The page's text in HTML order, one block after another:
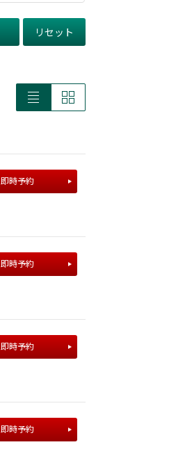
リセット
即時予約
即時予約
即時予約
即時予約